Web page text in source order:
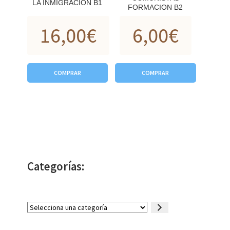
LA INMIGRACION B1
16,00€
COMPRAR
FORMACION B2
6,00€
COMPRAR
Categorías:
Selecciona